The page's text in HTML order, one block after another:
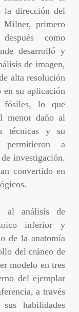
la dirección del
primero
como
desarrolló y
de imagen,
alta resolución
su aplicación
fósiles, lo que
menor daño al
técnicas y su
a
investigación.
convertido en
al análisis de
inferior y
de la anatomía
del cráneo de
modelo en tres
del ejemplar
a través
habilidades